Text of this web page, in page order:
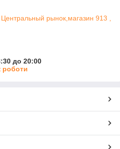
рынок,магазин 913 ,
до 20:00
роботи